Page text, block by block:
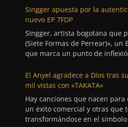
Singger apuesta por la
nuevo EP 7FDP
Singger, artista bogotana que
(Siete Formas de Perrear)», un
que marca un punto de
El Anyel agradece a Dios tras
mil vistas con «TAKATA»
Hay canciones que nacen
un éxito comercial y otras que
transformándose en el